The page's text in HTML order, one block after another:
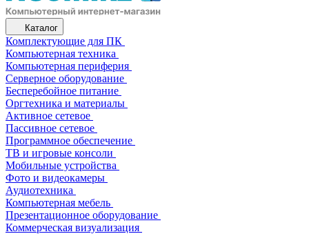
Каталог
Комплектующие для ПК
Компьютерная техника
Компьютерная периферия
Серверное оборудование
Бесперебойное питание
Оргтехника и материалы
Активное сетевое
Пассивное сетевое
Программное обеспечение
ТВ и игровые консоли
Мобильные устройства
Фото и видеокамеры
Аудиотехника
Компьютерная мебель
Презентационное оборудование
Коммерческая визуализация